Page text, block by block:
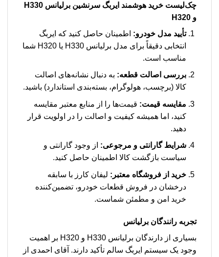
چک‌لیست خرید هوشمند ایربگ سرنشین برلیانس H330
و H320
تأیید مدل خودرو: اطمینان حاصل کنید که ایربگ
انتخابی دقیقاً برای مدل برلیانس H330 یا H320 شما
مناسب است.
بررسی اصالت قطعه: به دنبال نشانه‌های اصالت
کالا (برچسب، هولوگرام، بسته‌بندی استاندارد) باشید.
مقایسه قیمت: قیمت‌ها را از منابع معتبر مقایسه
کنید، اما همیشه کیفیت و اصالت را در اولویت قرار
دهید.
شرایط گارانتی و مرجوعی: از وجود گارانتی و
سیاست بازگشت کالا اطمینان حاصل کنید.
خرید از فروشگاه معتبر: لیفان کارز با سابقه
درخشان در فروش قطعات خودرو، تضمین‌کننده
خرید امن و مطمئن شماست.
تجربه رانندگان برلیانس
بسیاری از دارندگان برلیانس H330 و H320 بر اهمیت
وجود یک سیستم ایربگ سالم تأکید دارند. آقای احمدی از